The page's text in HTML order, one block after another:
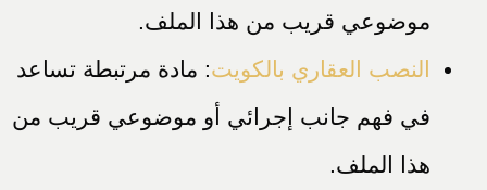
موضوعي قريب من هذا الملف.
النصب العقاري بالكويت: مادة مرتبطة تساعد
في فهم جانب إجرائي أو موضوعي قريب من
هذا الملف.